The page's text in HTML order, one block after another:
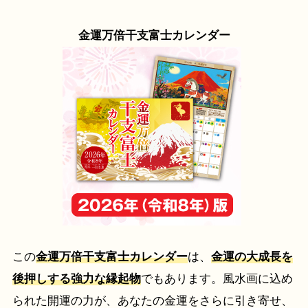
金運万倍干支富士カレンダー
この金運万倍干支富士カレンダーは、 金運の大成長を
後押しする強力な縁起物でもあります。風水画に込め
られた開運の力が、あなたの金運をさらに引き寄せ、